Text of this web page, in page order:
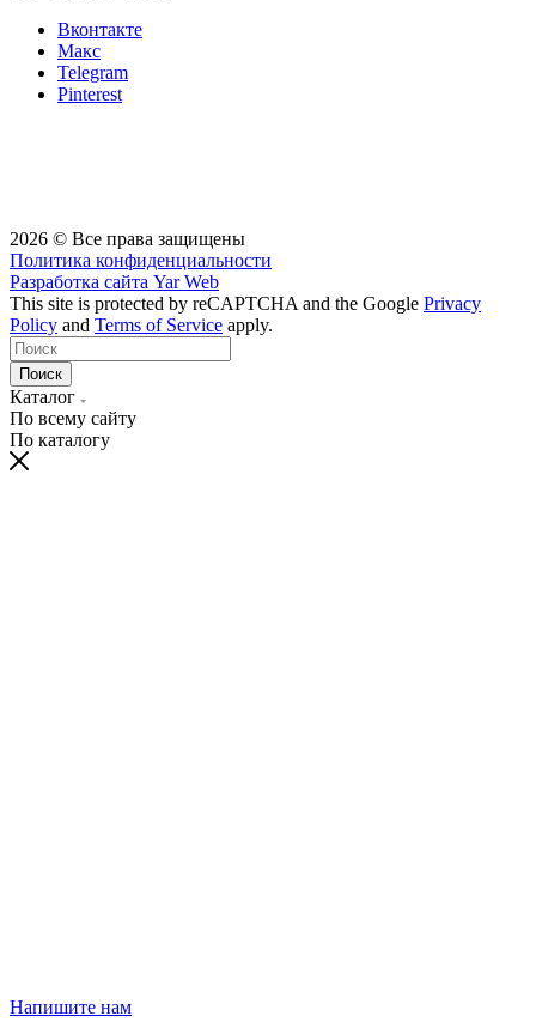
Вконтакте
Макс
Telegram
Pinterest
2026 © Все права защищены
Политика конфиденциальности
Разработка сайта Yar Web
This site is protected by reCAPTCHA and the Google Privacy
Policy and Terms of Service apply.
Поиск
Каталог
По всему сайту
По каталогу
Напишите нам